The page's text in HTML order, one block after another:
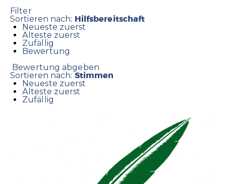
Filter
Sortieren nach: Hilfsbereitschaft
Neueste zuerst
Älteste zuerst
Zufällig
Bewertung
Bewertung abgeben
Sortieren nach: Stimmen
Neueste zuerst
Älteste zuerst
Zufällig